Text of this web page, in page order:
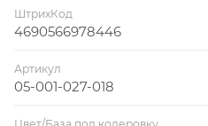
ШтрихКод
4690566978446
Артикул
05-001-027-018